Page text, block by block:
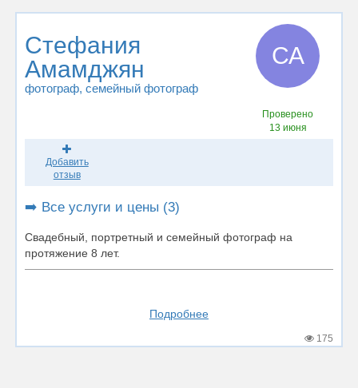
Стефания
Амамджян
фотограф, семейный фотограф
СА
Проверено
13 июня
Добавить
отзыв
➡️ Все услуги и цены (3)
Свадебный, портретный и семейный фотограф на
протяжение 8 лет.
Подробнее
175